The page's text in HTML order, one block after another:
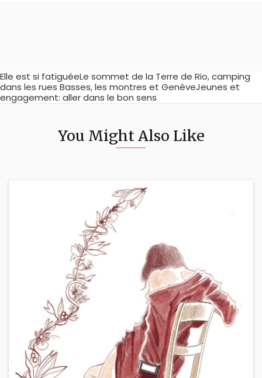
Elle est si fatiguéeLe sommet de la Terre de Rio, camping
dans les rues Basses, les montres et GenèveJeunes et
engagement: aller dans le bon sens
You Might Also Like